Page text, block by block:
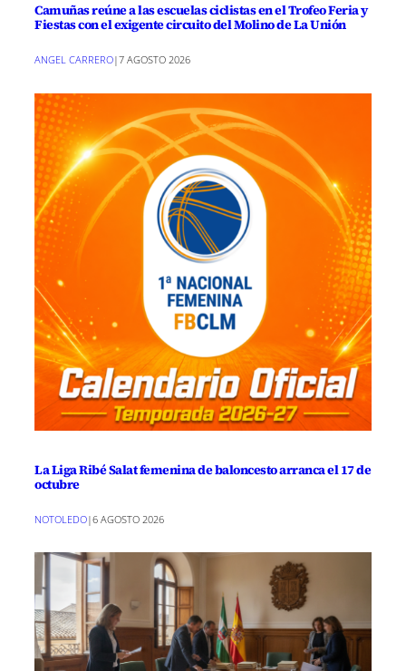
Camuñas reúne a las escuelas ciclistas en el Trofeo Feria y
Fiestas con el exigente circuito del Molino de La Unión
ANGEL CARRERO|7 AGOSTO 2026
La Liga Ribé Salat femenina de baloncesto arranca el 17 de
octubre
NOTOLEDO|6 AGOSTO 2026